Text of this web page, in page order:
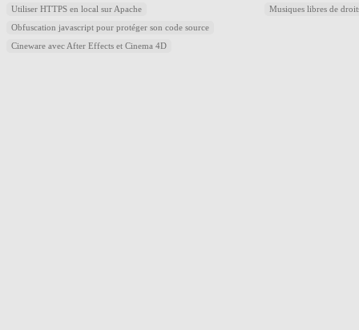
Utiliser HTTPS en local sur Apache
Obfuscation javascript pour protéger son code source
Cineware avec After Effects et Cinema 4D
Musiques libres de